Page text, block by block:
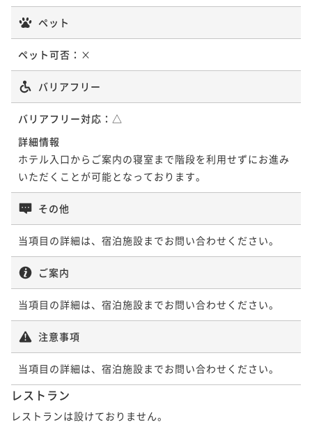
ペット
ペット可否： ×
バリアフリー
バリアフリー対応： △
詳細情報
ホテル入口からご案内の寝室まで階段を利用せずにお進み
いただくことが可能となっております。
その他
当項目の詳細は、宿泊施設までお問い合わせください。
ご案内
当項目の詳細は、宿泊施設までお問い合わせください。
注意事項
当項目の詳細は、宿泊施設までお問い合わせください。
レストラン
レストランは設けておりません。